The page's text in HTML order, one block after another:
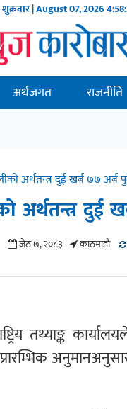
| August 07, 2026
अर्थजगत राजनीति
अर्थतन्त्र दुई खर्ब ७७ अर्ब
अर्थतन्त्र दुई
जेठ ७, २०८३ काठमाडाैं
तथ्याङ्क